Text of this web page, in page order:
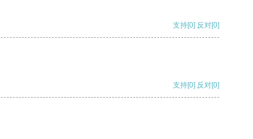
支持[0] 反对[0]
支持[0] 反对[0]